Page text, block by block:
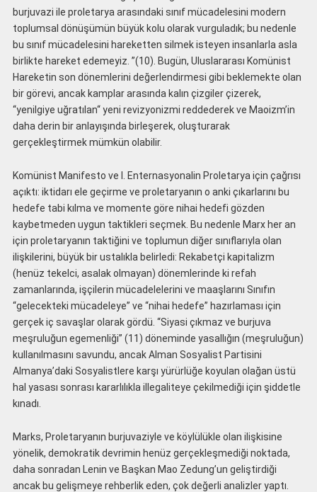
burjuvazi ile proletarya arasındaki sınıf mücadelesini modern
toplumsal dönüşümün büyük kolu olarak vurguladık; bu nedenle
bu sınıf mücadelesini hareketten silmek isteyen insanlarla asla
birlikte hareket edemeyiz. ”(10). Bugün, Uluslararası Komünist
Hareketin son dönemlerini değerlendirmesi gibi beklemekte olan
bir görevi, ancak kamplar arasında kalın çizgiler çizerek,
‘‘yenilgiye uğratılan‘‘ yeni revizyonizmi reddederek ve Maoizm’in
daha derin bir anlayışında birleşerek, oluşturarak
gerçekleştirmek mümkün olabilir.
Komünist Manifesto ve I. Enternasyonalin Proletarya için çağrısı
açıktı: iktidarı ele geçirme ve proletaryanın o anki çıkarlarını bu
hedefe tabi kılma ve momente göre nihai hedefi gözden
kaybetmeden uygun taktikleri seçmek. Bu nedenle Marx her an
için proletaryanın taktiğini ve toplumun diğer sınıflarıyla olan
ilişkilerini, büyük bir ustalıkla belirledi: Rekabetçi kapitalizm
(henüz tekelci, asalak olmayan) dönemlerinde ki refah
zamanlarında, işçilerin mücadelelerini ve maaşlarını Sınıfın
“gelecekteki mücadeleye” ve “nihai hedefe” hazırlaması için
gerçek iç savaşlar olarak gördü. “Siyasi çıkmaz ve burjuva
meşruluğun egemenliği” (11) döneminde yasallığın (meşruluğun)
kullanılmasını savundu, ancak Alman Sosyalist Partisini
Almanya’daki Sosyalistlere karşı yürürlüğe koyulan olağan üstü
hal yasası sonrası kararlılıkla illegaliteye çekilmediği için şiddetle
kınadı.
Marks, Proletaryanın burjuvaziyle ve köylülükle olan ilişkisine
yönelik, demokratik devrimin henüz gerçekleşmediği noktada,
daha sonradan Lenin ve Başkan Mao Zedung’un geliştirdiği
ancak bu gelişmeye rehberlik eden, çok değerli analizler yaptı.